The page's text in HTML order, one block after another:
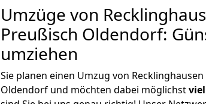
Umzüge von
Preußisch Oldendorf:
umziehen
Sie planen einen Umzug von
Oldendorf und möchten dabei möglichst